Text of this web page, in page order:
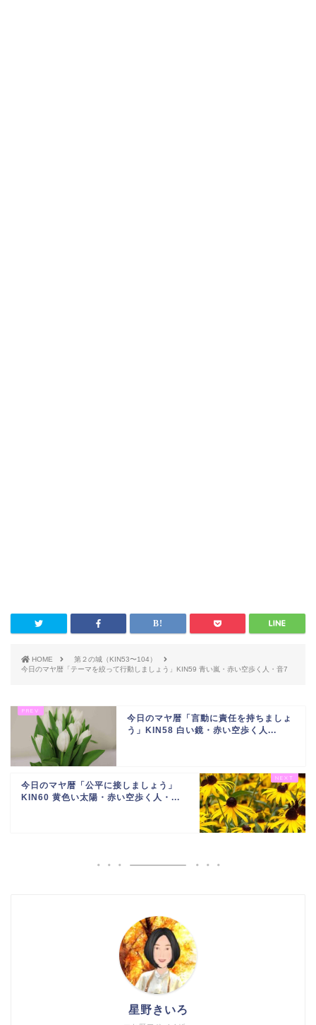
HOME
第２の城（KIN53〜104）
今日のマヤ暦「テーマを絞って行動しましょう」KIN59 青い嵐・赤い空歩く人・音7
今日のマヤ暦「言動に責任を持ちましょ
う」KIN58 白い鏡・赤い空歩く人...
今日のマヤ暦「公平に接しましょう」
KIN60 黄色い太陽・赤い空歩く人・...
星野きいろ